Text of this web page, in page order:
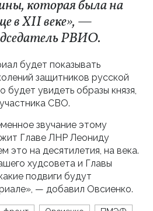
которая была на
в XII веке», —
РВИО.
будет показывать
защитников русской
увидеть образы князя,
СВО.
звучание этому
Главе ЛНР Леониду
это на десятилетия, на века.
худсовета и Главы
подвиги будут
— добавил Овсиенко.